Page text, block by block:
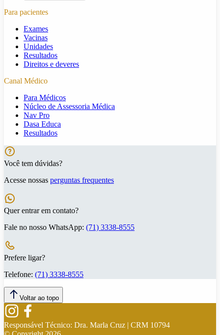
Para pacientes
Exames
Vacinas
Unidades
Resultados
Direitos e deveres
Canal Médico
Para Médicos
Núcleo de Assessoria Médica
Nav Pro
Dasa Educa
Resultados
Você tem dúvidas?
Acesse nossas perguntas frequentes
Quer entrar em contato?
Fale no nosso WhatsApp: (71) 3338-8555
Prefere ligar?
Telefone: (71) 3338-8555
Voltar ao topo
Responsável Técnico: Dra. Marla Cruz | CRM 10794